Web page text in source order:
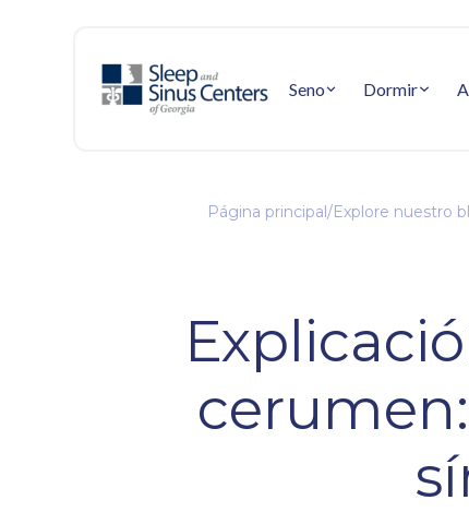
Seno Dormir
Página principal/Explore nuestro